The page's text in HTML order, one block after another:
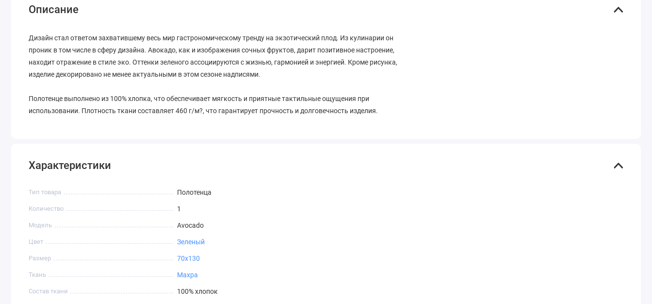
Описание
Дизайн стал ответом захватившему весь мир гастрономическому тренду на экзотический плод. Из кулинарии он
проник в том числе в сферу дизайна. Авокадо, как и изображения сочных фруктов, дарит позитивное настроение,
находит отражение в стиле эко. Оттенки зеленого ассоциируются с жизнью, гармонией и энергией. Кроме рисунка,
изделие декорировано не менее актуальными в этом сезоне надписями.
Полотенце выполнено из 100% хлопка, что обеспечивает мягкость и приятные тактильные ощущения при
использовании. Плотность ткани составляет 460 г/м?, что гарантирует прочность и долговечность изделия.
Характеристики
Тип товара Полотенца
Количество 1
Модель Avocado
Цвет Зеленый
Размер 70х130
Ткань Махра
Состав ткани 100% хлопок